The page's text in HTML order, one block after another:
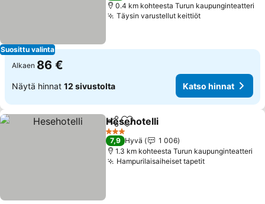
Suosittu valinta
0.4 km kohteesta Turun kaupunginteatteri
Täysin varustellut keittiötKatso hinnat
Alkaen 86 €
Näytä hinnat 12 sivustolta Katso hinnat
Jaa Lisää suosikkeihin
Hesehotelli
3 Tähtiluokitus
7,9 Hyvä
1 006
1.3 km kohteesta Turun kaupunginteatteri
Hampurilaisaiheiset tapetitKatso hinnat